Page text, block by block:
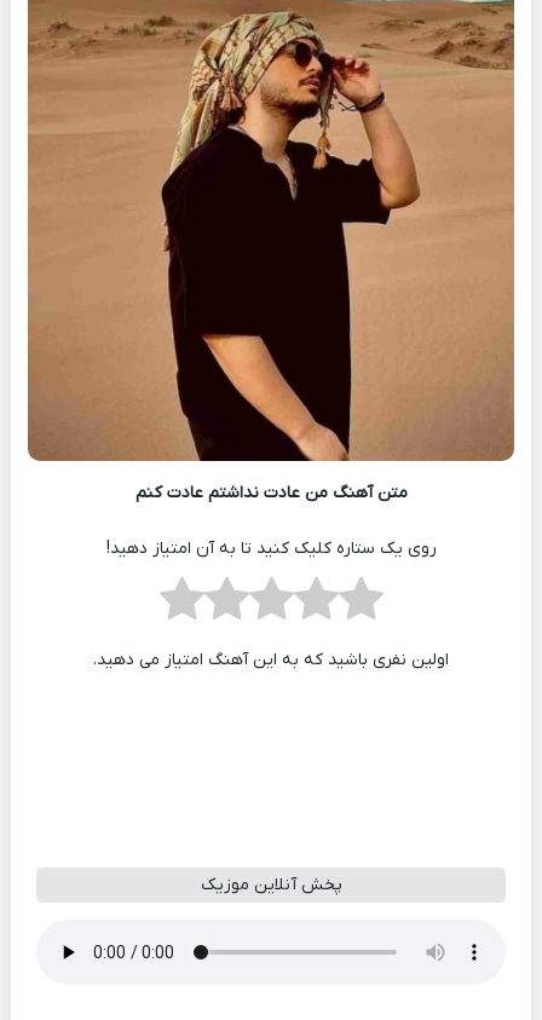
متن آهنگ من عادت نداشتم عادت کنم
روی یک ستاره کلیک کنید تا به آن امتیاز دهید!
اولین نفری باشید که به این آهنگ امتیاز می دهید.
پخش آنلاین موزیک